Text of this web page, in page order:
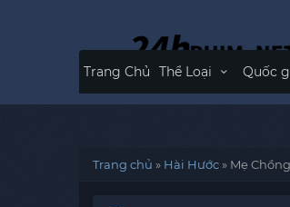
Trang Chủ Thể Loại Quốc
Trang chủ » Hài Hước» Mẹ